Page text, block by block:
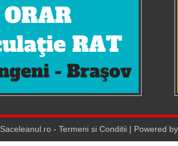
Saceleanul.ro - Termeni si Conditii | Powered